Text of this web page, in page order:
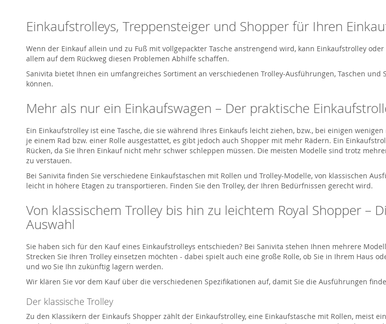
Einkaufstrolleys, Treppensteiger und Shopper für Ihren
Wenn der Einkauf allein und zu Fuß mit vollgepackter Tasche anstrengend wird, kann Einkaufstrolley
allem auf dem Rückweg diesen Problemen Abhilfe schaffen.
Sanivita bietet Ihnen ein umfangreiches Sortiment an verschiedenen Trolley-Ausführungen, Taschen
können.
Mehr als nur ein Einkaufswagen – Der praktische
Ein Einkaufstrolley ist eine Tasche, die sie während Ihres Einkaufs leicht ziehen, bzw., bei einigen
je einem Rad bzw. einer Rolle ausgestattet, es gibt jedoch auch Shopper mit mehr Rädern. Ein
Rücken, da Sie Ihren Einkauf nicht mehr schwer schleppen müssen. Die meisten Modelle sind trotz
zu verstauen.
Bei Sanivita finden Sie verschiedene Einkaufstaschen mit Rollen und Trolley-Modelle, von klassischen
leicht in höhere Etagen zu transportieren. Finden Sie den Trolley, der Ihren Bedürfnissen gerecht wird.
Von klassischem Trolley bis hin zu leichtem Royal Shopper –
Auswahl
Sie haben sich für den Kauf eines Einkaufstrolleys entschieden? Bei Sanivita stehen Ihnen mehrere
Strecken Sie Ihren Trolley einsetzen möchten - dabei spielt auch eine große Rolle, ob Sie in Ihrem Haus
und wo Sie Ihn zukünftig lagern werden.
Wir klären Sie vor dem Kauf über die verschiedenen Spezifikationen auf, damit Sie die Ausführungen
Der klassische Trolley
Zu den Klassikern der Einkaufs Shopper zählt der Einkaufstrolley, eine Einkaufstasche mit Rollen, meist